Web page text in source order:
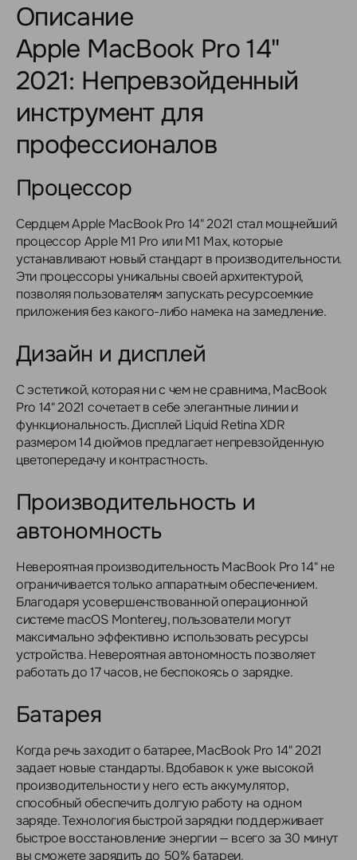
Описание
Apple MacBook Pro 14"
2021: Непревзойденный
инструмент для
профессионалов
Процессор
Сердцем Apple MacBook Pro 14" 2021 стал мощнейший
процессор Apple M1 Pro или M1 Max, которые
устанавливают новый стандарт в производительности.
Эти процессоры уникальны своей архитектурой,
позволяя пользователям запускать ресурсоемкие
приложения без какого-либо намека на замедление.
Дизайн и дисплей
С эстетикой, которая ни с чем не сравнима, MacBook
Pro 14" 2021 сочетает в себе элегантные линии и
функциональность. Дисплей Liquid Retina XDR
размером 14 дюймов предлагает непревзойденную
цветопередачу и контрастность.
Производительность и
автономность
Невероятная производительность MacBook Pro 14" не
ограничивается только аппаратным обеспечением.
Благодаря усовершенствованной операционной
системе macOS Monterey, пользователи могут
максимально эффективно использовать ресурсы
устройства. Невероятная автономность позволяет
работать до 17 часов, не беспокоясь о зарядке.
Батарея
Когда речь заходит о батарее, MacBook Pro 14" 2021
задает новые стандарты. Вдобавок к уже высокой
производительности у него есть аккумулятор,
способный обеспечить долгую работу на одном
заряде. Технология быстрой зарядки поддерживает
быстрое восстановление энергии — всего за 30 минут
вы сможете зарядить до 50% батареи.